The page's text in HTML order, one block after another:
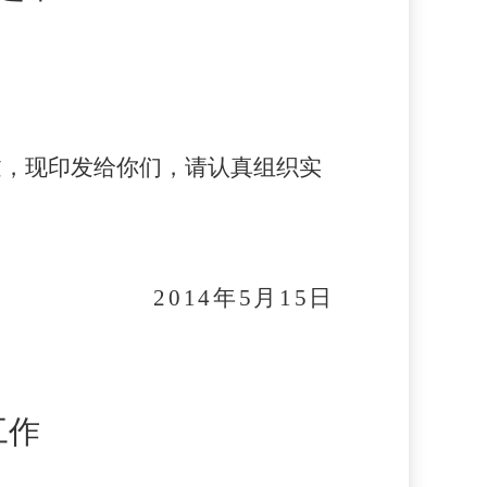
现印发给你们，请认真组织实
2014年 5 月 15 日
作